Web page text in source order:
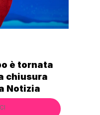
è tornata
chiusura
Notizia